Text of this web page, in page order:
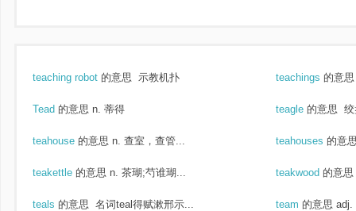
teaching robot 的意思 示教机扑 teachings 的意思
Tead 的意思 n. 蒂得 teagle 的意思
teahouse 的意思 n. 查室，查管... teahouses 的意
teakettle 的意思 n. 茶瑚;芍谁瑚... teakwood 的意思
teals 的意思 名词teal得赋漱邢示... team 的意思 adj.